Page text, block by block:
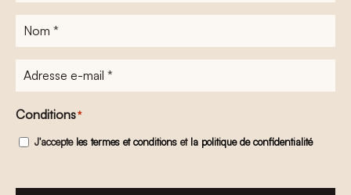
Nom
Adresse
e-
mail*
Conditions*
J'accepte les termes et conditions et la politique de confidentialité